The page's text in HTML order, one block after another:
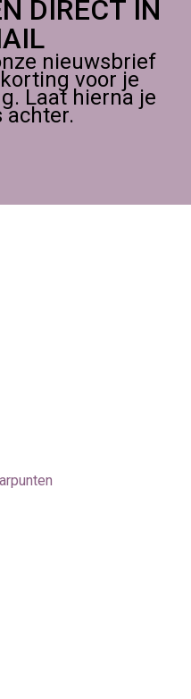
DIRECT IN
nieuwsbrief
voor je
Laat hierna je
achter.